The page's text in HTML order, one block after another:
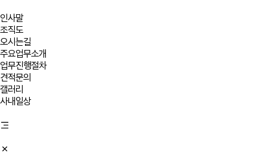
인사말
조직도
오시는길
주요업무소개
업무진행절차
견적문의
갤러리
사내일상